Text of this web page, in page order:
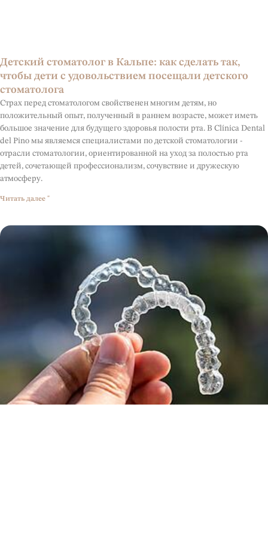
Детский стоматолог в Кальпе: как сделать так,
чтобы дети с удовольствием посещали детского
стоматолога
Страх перед стоматологом свойственен многим детям, но
положительный опыт, полученный в раннем возрасте, может иметь
большое значение для будущего здоровья полости рта. В Clínica Dental
del Pino мы являемся специалистами по детской стоматологии -
отрасли стоматологии, ориентированной на уход за полостью рта
детей, сочетающей профессионализм, сочувствие и дружескую
атмосферу.
Читать далее "